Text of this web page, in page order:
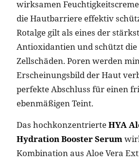
wirksamen
die Hautbarriere effektiv
Rotalge gilt als eines der
Antioxidantien und schützt
Zellschäden. Poren werden
Erscheinungsbild der Haut
perfekte Abschluss für einen
ebenmäßigen Teint.
Das hochkonzentrierteHYA
Hydration Booster Serum
Kombination aus Aloe Vera